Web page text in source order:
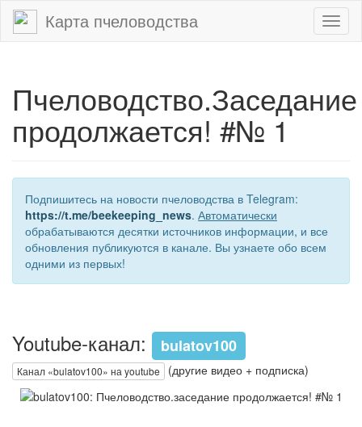
Карта пчеловодства
Пчеловодство.Заседание
продолжается! #№ 1
Подпишитесь на новости пчеловодства в Telegram:
https://t.me/beekeeping_news. Автоматически
обрабатываются десятки источников информации, и все
обновления публикуются в канале. Вы узнаете обо всем
одними из первых!
Youtube-канал: bulatov100
Канал «bulatov100» на youtube (другие видео + подписка)